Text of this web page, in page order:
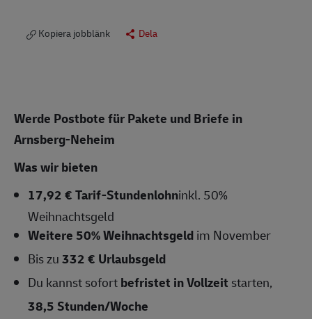
Kopiera jobblänk Dela
Werde Postbote für Pakete und Briefe in
Arnsberg-Neheim
Was wir bieten
17,92 € Tarif-Stundenlohninkl. 50%
Weihnachtsgeld
Weitere 50% Weihnachtsgeldim November
Bis zu332 € Urlaubsgeld
Du kannst sofortbefristet in Vollzeit starten,
38,5Stunden/Woche